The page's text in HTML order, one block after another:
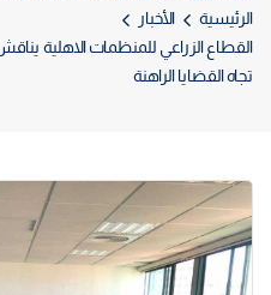
الرئيسية
الأخبار
القطاع الزراعي للمنظمات الاهلية
تجاه القضايا الراهنة